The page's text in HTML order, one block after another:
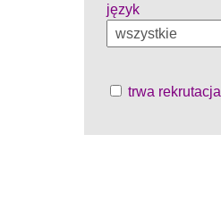
język
trwa rekrutacja